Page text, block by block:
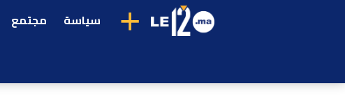
+ سياسة مجتمع